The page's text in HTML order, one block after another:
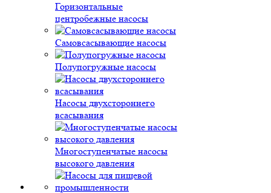
Горизонтальные
центробежные насосы
Самовсасывающие насосы
Полупогружные насосы
Насосы двухстороннего
всасывания
Многоступенчатые насосы
высокого давления